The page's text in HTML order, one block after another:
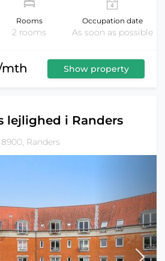
Rooms
2 rooms
Occupation date
As soon as possible
mth Show property
lejlighed i Randers
8900, Randers